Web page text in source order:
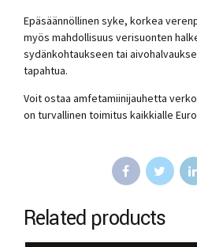
Epäsäännöllinen syke, korkea
myös mahdollisuus verisuonten
sydänkohtaukseen tai
tapahtua.
Voit ostaa amfetamiinijauhetta
on turvallinen toimitus kaikkialle
Related products